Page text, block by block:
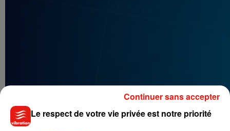
Le respect de votre vie privée est notre priorité
Continuer sans accepter